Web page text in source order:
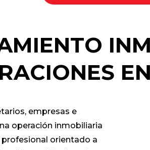
empresas e
operación inmobiliaria
orientado a